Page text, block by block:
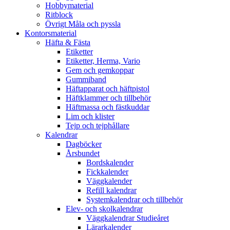
Hobbymaterial
Ritblock
Övrigt Måla och pyssla
Kontorsmaterial
Häfta & Fästa
Etiketter
Etiketter, Herma, Vario
Gem och gemkoppar
Gummiband
Häftapparat och häftpistol
Häftklammer och tillbehör
Häftmassa och fästkuddar
Lim och klister
Tejp och tejphållare
Kalendrar
Dagböcker
Årsbundet
Bordskalender
Fickkalender
Väggkalender
Refill kalendrar
Systemkalendrar och tillbehör
Elev- och skolkalendrar
Väggkalendrar Studieåret
Lärarkalender